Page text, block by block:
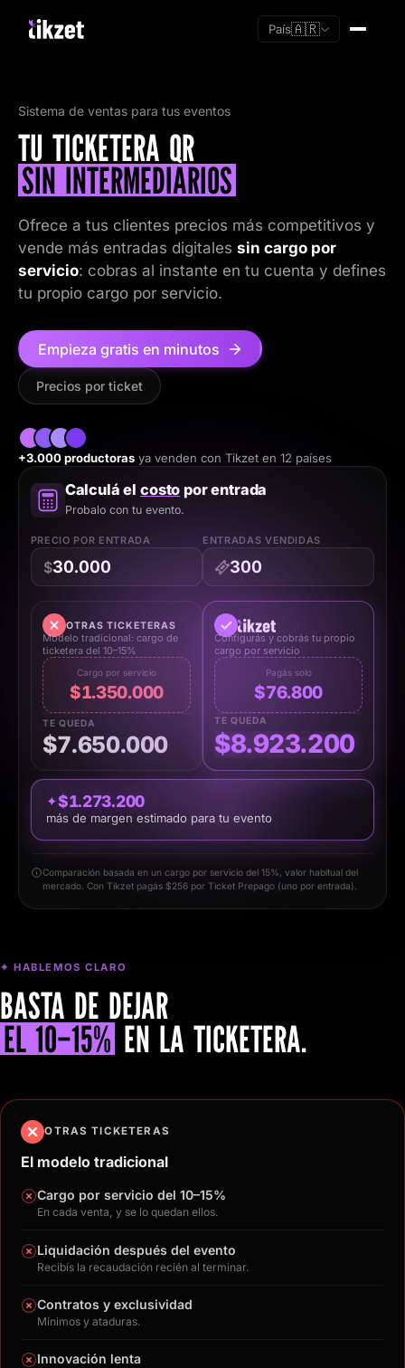
País🇦🇷
Soy nuevo
Ya tengo cuenta
Sistema de ventas para tus eventos
TU TICKETERA QR
SIN INTERMEDIARIOS
Ofrece a tus clientes precios más competitivos y
vende más entradas digitales sin cargo por
servicio: cobras al instante en tu cuenta y defines
tu propio cargo por servicio.
Empieza gratis en minutos
Precios por ticket
+3.000 productoras ya venden con Tikzet en 12 países
Calculá elcosto por entrada
Probalo con tu evento.
PRECIO POR ENTRADA
$
ENTRADAS VENDIDAS
OTRAS TICKETERAS
Modelo tradicional: cargo de
ticketera del 10–15%
Cargo por servicio
$1.350.000
TE QUEDA
$7.650.000
Configurás y cobrás tu propio
cargo por servicio
Pagás solo
$76.800
TE QUEDA
$8.923.200
✦$1.273.200
más de margen estimado para tu evento
Comparación basada en un cargo por servicio del 15%, valor habitual del
mercado. Con Tikzet pagás $256por Ticket Prepago (uno por entrada).
✦ HABLEMOS CLARO
BASTA DE DEJAR
EL 10–15% EN LA TICKETERA.
OTRAS TICKETERAS
El modelo tradicional
Cargo por servicio del 10–15%
En cada venta, y se lo quedan ellos.
Liquidación después del evento
Recibís la recaudación recién al terminar.
Contratos y exclusividad
Mínimos y ataduras.
Innovación lenta